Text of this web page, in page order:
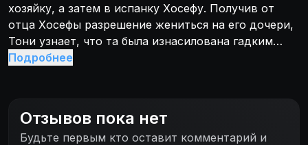
хозяйку, а затем в испанку Хосефу. Получив от
отца Хосефы разрешение жениться на его дочери,
Тони узнает, что та была изнасилована гадким
десятником, за которого Хосефа в итоге выходит
Подробнее
Отзывов пока нет
Будьте первым кто оставит комментарий и